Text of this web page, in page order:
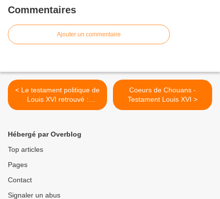
Commentaires
Ajouter un commentaire
< Le testament politique de
Louis XVI retrouvé :
"Français,... méfiez-vous
amis, revenez à votre Roi"
Coeurs de Chouans -
Testament Louis XVI >
Hébergé par Overblog
Top articles
Pages
Contact
Signaler un abus